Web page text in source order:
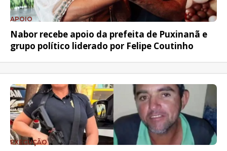
APOIO
Nabor recebe apoio da prefeita de Puxinanã e
grupo político liderado por Felipe Coutinho
EXECUÇÃO